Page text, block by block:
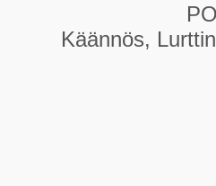
Käännös,